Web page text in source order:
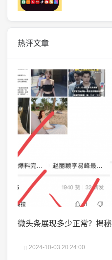
热评文章
微头条展现多少正常？揭
2024-10-03 20:24:00